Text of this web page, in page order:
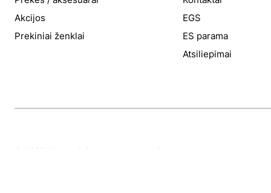
Akcijos
Prekiniai ženklai
EGS
ES parama
Atsiliepimai
© 2025 Visos teisės saugomos HelpPro